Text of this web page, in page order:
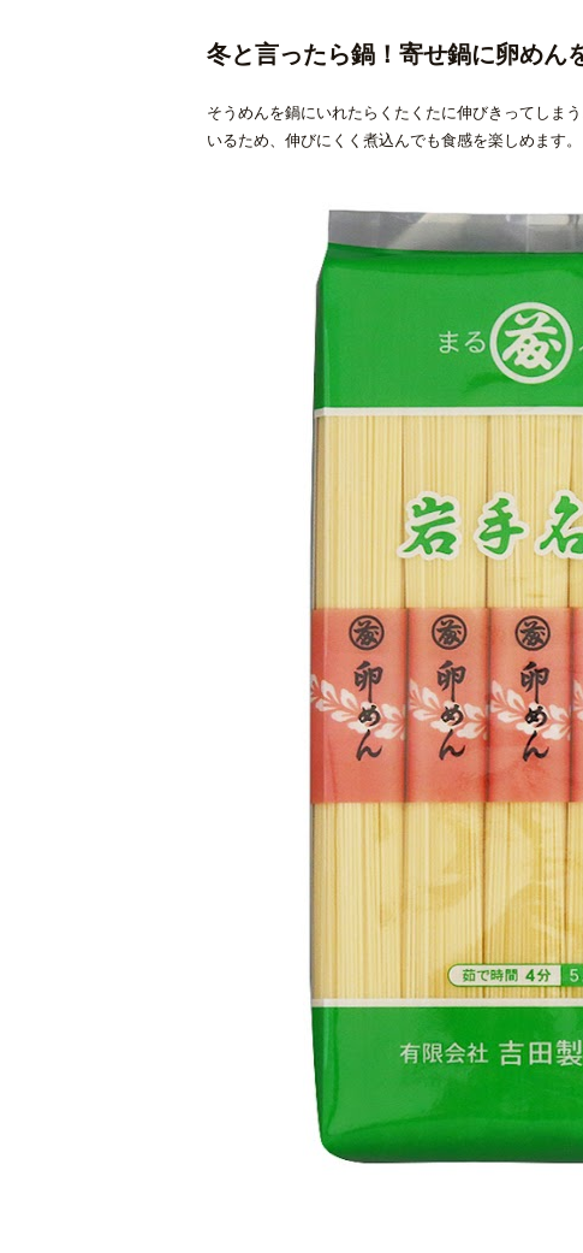
冬と言ったら鍋！寄せ鍋に卵めん
そうめんを鍋にいれたらくたくたに伸びきってしま
いるため、伸びにくく煮込んでも食感を楽しめます。